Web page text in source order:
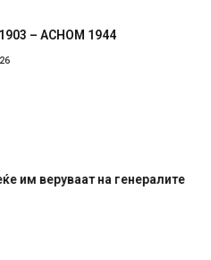
– АСНОМ 1944
веруваат на генералите